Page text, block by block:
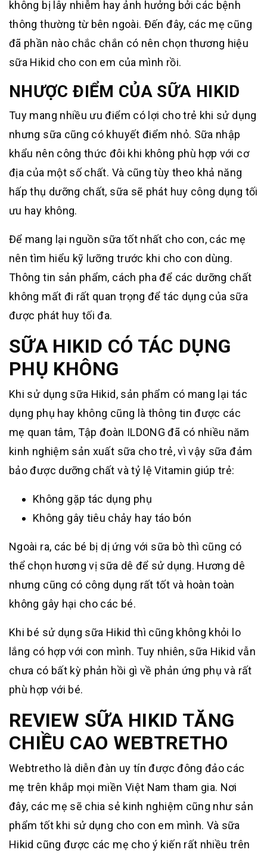
không bị lây nhiễm hay ảnh hưởng bởi các bệnh
thông thường từ bên ngoài. Đến đây, các mẹ cũng
đã phần nào chắc chắn có nên chọn thương hiệu
sữa Hikid cho con em của mình rồi.
NHƯỢC ĐIỂM CỦA SỮA HIKID
Tuy mang nhiều ưu điểm có lợi cho trẻ khi sử dụng
nhưng sữa cũng có khuyết điểm nhỏ. Sữa nhập
khẩu nên công thức đôi khi không phù hợp với cơ
địa của một số chất. Và cũng tùy theo khả năng
hấp thụ dưỡng chất, sữa sẽ phát huy công dụng tối
ưu hay không.
Để mang lại nguồn sữa tốt nhất cho con, các mẹ
nên tìm hiểu kỹ lưỡng trước khi cho con dùng.
Thông tin sản phẩm, cách pha để các dưỡng chất
không mất đi rất quan trọng để tác dụng của sữa
được phát huy tối đa.
SỮA HIKID CÓ TÁC DỤNG
PHỤ KHÔNG
Khi sử dụng sữa Hikid, sản phẩm có mang lại tác
dụng phụ hay không cũng là thông tin được các
mẹ quan tâm, Tập đoàn ILDONG đã có nhiều năm
kinh nghiệm sản xuất sữa cho trẻ, vì vậy sữa đảm
bảo được dưỡng chất và tỷ lệ Vitamin giúp trẻ:
Không gặp tác dụng phụ
Không gây tiêu chảy hay táo bón
Ngoài ra, các bé bị dị ứng với sữa bò thì cũng có
thể chọn hương vị sữa dê để sử dụng. Hương dê
nhưng cũng có công dụng rất tốt và hoàn toàn
không gây hại cho các bé.
Khi bé sử dụng sữa Hikid thì cũng không khỏi lo
lắng có hợp với con mình. Tuy nhiên, sữa Hikid vẫn
chưa có bất kỳ phản hồi gì về phản ứng phụ và rất
phù hợp với bé.
REVIEW SỮA HIKID TĂNG
CHIỀU CAO WEBTRETHO
Webtretho là diễn đàn uy tín được đông đảo các
mẹ trên khắp mọi miền Việt Nam tham gia. Nơi
đây, các mẹ sẽ chia sẻ kinh nghiệm cũng như sản
phẩm tốt khi sử dụng cho con em mình. Và sữa
Hikid cũng được các mẹ cho ý kiến rất nhiều trên